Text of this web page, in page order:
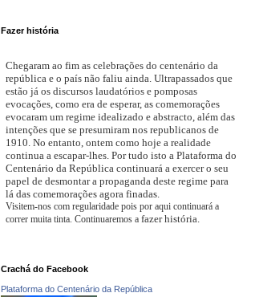
Fazer história
Chegaram ao fim as celebrações do centenário da
república e o país não faliu ainda. Ultrapassados que
estão já os discursos laudatórios e pomposas
evocações, como era de esperar, as comemorações
evocaram um regime idealizado e abstracto, além das
intenções que se presumiram nos republicanos de
1910. No entanto, ontem como hoje a realidade
continua a escapar-lhes. Por tudo isto a Plataforma do
Centenário da República continuará a exercer o seu
papel de desmontar a propaganda deste regime para
lá das comemorações agora finadas.
Visitem-nos com regularidade pois por aqui continuará a
correr muita tinta. Continuaremos a fazer história.
Crachá do Facebook
Plataforma do Centenário da República